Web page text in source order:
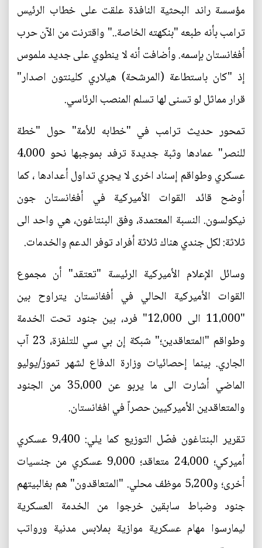
مؤسسة راند البحثية النافذة علقت على خطاب الرئيس
ترامب بأنه طبعه "بنكهته الخاصة.." واقترنت من الآن حرب
أفغانستان بإسمه. وأضافت أنه لا ينطوي على جديد ملموس
إذ "كان باستطاعة (المرشحة) هيلاري كلينتون اصدار"
قرار مماثل لو تسنى لها تسلم المنصب الرئاسي.
تمحور حديث ترامب في "خطابه للأمة" حول "خطة
للنصر" عمادها وثبة جديدة ترفد بموجبها نحو 4،000
عسكري وطواقم إسناد اخرى لا يجري تداول أعدادها ، كما
أوضح قائد القوات الأميركية في أفغانستان جون
نيكولسون. النسبة المعتمدة، وفق البنتاغون، هي واحد الى
ثلاثة: لكل جندي هناك ثلاثة أفراد توفر الدعم والخدمات.
وسائل الإعلام الأميركية الرئيسة "تعتقد" أن مجموع
القوات الأميركية الحالي في أفغانستان يتراوح بين
"11،000 الى 12،000" فرد، بين جنود تحت الخدمة
وطواقم "المتعاقدين؛" شبكة إن بي سي للتلفزة، 23 آب
الجاري. بينما إحصائيات وزارة الدفاع لشهر تموز/يوليو
الماضي أشارت الى ما يربو عن 35،000 من الجنود
والمتعاقدين الأميركيين حصراً في افغانستان.
تقرير البنتاغون فصّل التوزيع كما يلي: 9،400 عسكري
أميركي؛ 24،000 متعاقد؛ 9،000 عسكري من جنسيات
أخرى؛ و5،200 موظف محلي. "المتعاقدون" هم بغالبيتهم
جنود وضباط سابقين خرجوا من الخدمة العسكرية
ليمارسوا مهام عسكرية موازية بملابس مدنية ورواتب